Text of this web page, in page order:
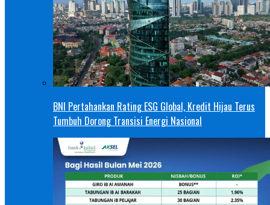
BNI Pertahankan Rating ESG Global, Kredit Hijau Terus
Tumbuh Dorong Transisi Energi Nasional